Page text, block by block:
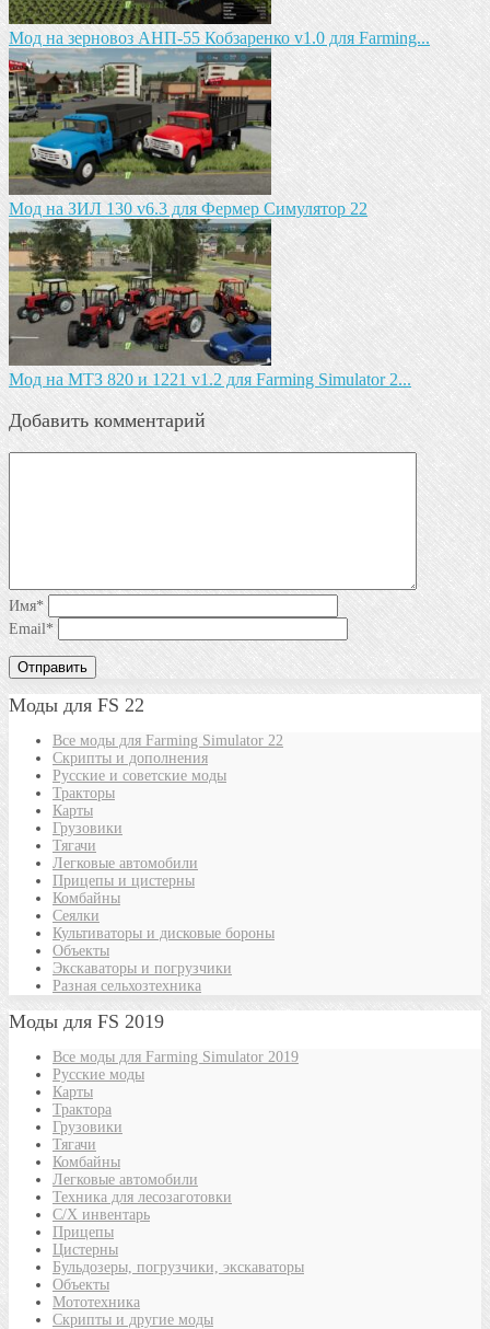
Мод на зeрновоз АНП-55 Кобзарeнко v1.0 для Farming...
Мод на ЗИЛ 130 v6.3 для Фермер Симулятор 22
Мод на МТЗ 820 и 1221 v1.2 для Farming Simulator 2...
Добавить комментарий
Имя*
Email*
Моды для FS 22
Все моды для Farming Simulator 22
Скрипты и дополнения
Русские и советские моды
Тракторы
Карты
Грузовики
Тягачи
Легковые автомобили
Прицепы и цистерны
Комбайны
Сеялки
Культиваторы и дисковые бороны
Объекты
Экскаваторы и погрузчики
Разная сельхозтехника
Моды для FS 2019
Все моды для Farming Simulator 2019
Русские моды
Карты
Трактора
Грузовики
Тягачи
Комбайны
Легковые автомобили
Техника для лесозаготовки
С/Х инвентарь
Прицепы
Цистерны
Бульдозеры, погрузчики, экскаваторы
Объекты
Мототехника
Скрипты и другие моды